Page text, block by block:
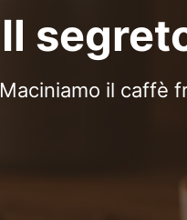
Il
Maciniamo il caffè